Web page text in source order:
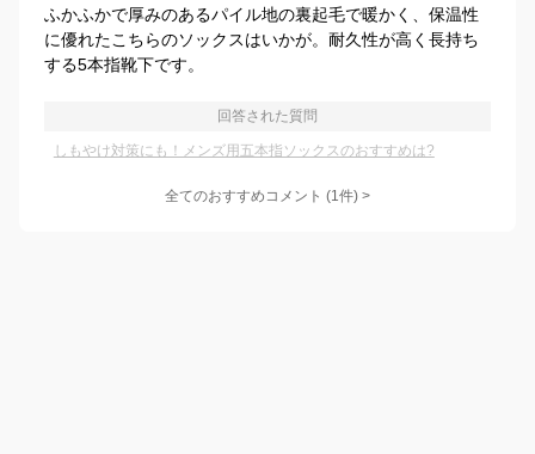
ふかふかで厚みのあるパイル地の裏起毛で暖かく、保温性
に優れたこちらのソックスはいかが。耐久性が高く長持ち
する5本指靴下です。
回答された質問
しもやけ対策にも！メンズ用五本指ソックスのおすすめは?
全てのおすすめコメント (1件) >